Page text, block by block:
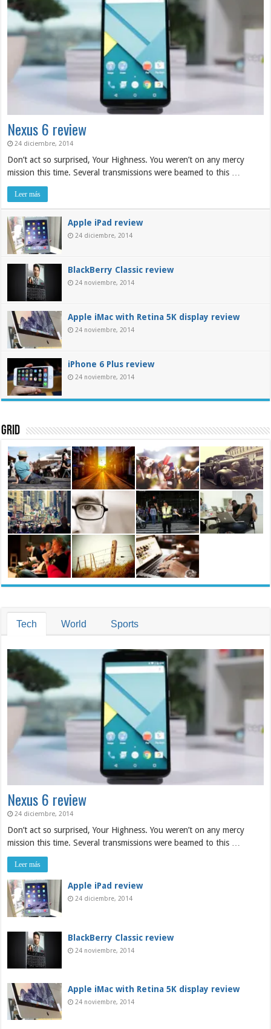
Nexus 6 review
24 diciembre, 2014
Don’t act so surprised, Your Highness. You weren’t on any mercy
mission this time. Several transmissions were beamed to this …
Leer más
Apple iPad review
24 diciembre, 2014
BlackBerry Classic review
24 noviembre, 2014
Apple iMac with Retina 5K display review
24 noviembre, 2014
iPhone 6 Plus review
24 noviembre, 2014
Grid
Tech World Sports
Nexus 6 review
24 diciembre, 2014
Don’t act so surprised, Your Highness. You weren’t on any mercy
mission this time. Several transmissions were beamed to this …
Leer más
Apple iPad review
24 diciembre, 2014
BlackBerry Classic review
24 noviembre, 2014
Apple iMac with Retina 5K display review
24 noviembre, 2014